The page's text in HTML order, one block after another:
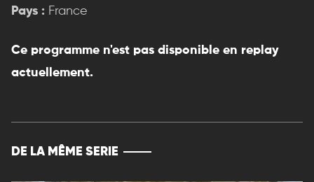
Pays : France
Ce programme n'est pas disponible en replay
actuellement.
DE LA MÊME SERIE